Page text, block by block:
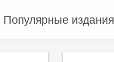
Популярные издания